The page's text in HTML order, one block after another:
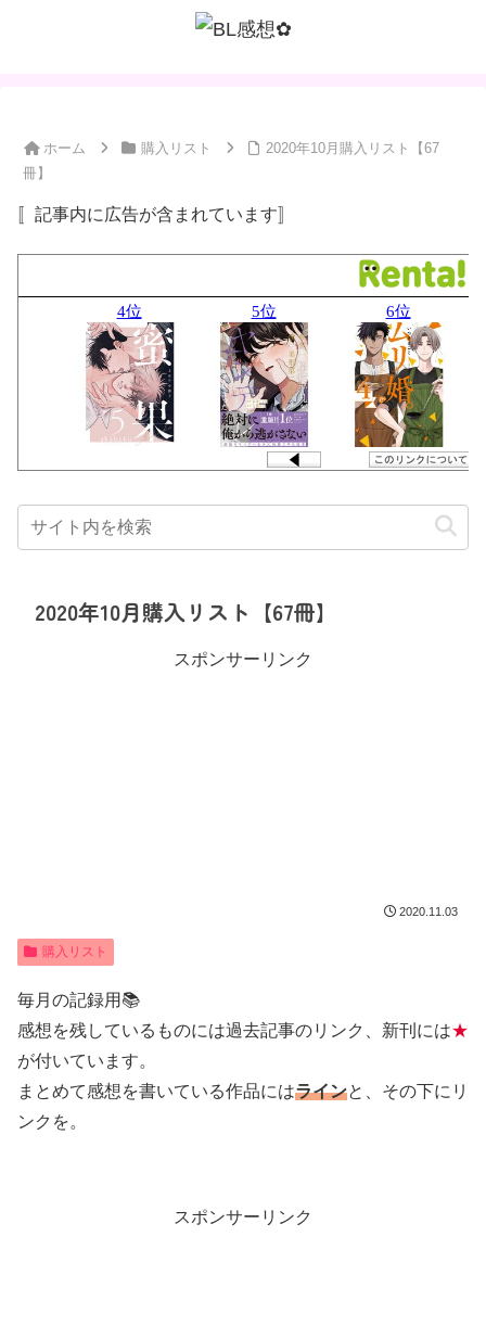
ホーム 購入リスト
2020年10月購入リスト【67
冊】
〚記事内に広告が含まれています〛
2020年10月購入リスト【67冊】
スポンサーリンク
2020.11.03
購入リスト
毎月の記録用📚
感想を残しているものには過去記事のリンク、新刊には★
が付いています。
まとめて感想を書いている作品にはラインと、その下にリ
ンクを。
スポンサーリンク